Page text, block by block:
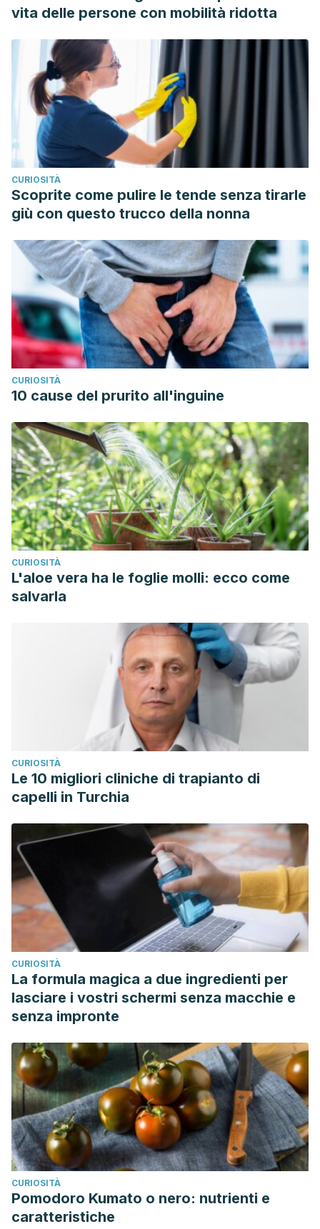
vita delle persone con mobilità ridotta
CURIOSITÀ
Scoprite come pulire le tende senza tirarle
giù con questo trucco della nonna
CURIOSITÀ
10 cause del prurito all'inguine
CURIOSITÀ
L'aloe vera ha le foglie molli: ecco come
salvarla
CURIOSITÀ
Le 10 migliori cliniche di trapianto di
capelli in Turchia
CURIOSITÀ
La formula magica a due ingredienti per
lasciare i vostri schermi senza macchie e
senza impronte
CURIOSITÀ
Pomodoro Kumato o nero: nutrienti e
caratteristiche